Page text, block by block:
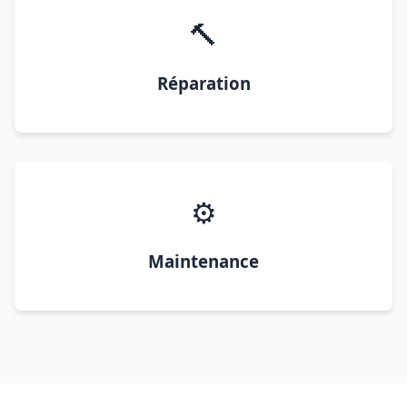
🔨
Réparation
⚙️
Maintenance